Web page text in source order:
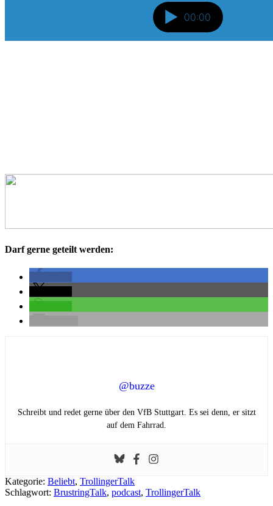
Darf gerne geteilt werden:
@buzze
Schreibt und redet gerne über den VfB Stuttgart. Es sei denn, er sitzt
auf dem Fahrrad.
Kategorie: Beliebt, TrollingerTalk
Schlagwort: BrustringTalk, podcast, TrollingerTalk